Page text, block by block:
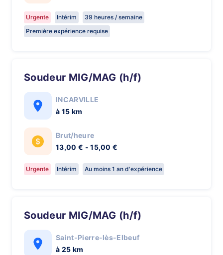
Urgente Intérim
39 heures / semaine
Première expérience requise
Soudeur MIG/MAG (h/f)
INCARVILLE
à 15 km
Brut/heure
13,00 € - 15,00 €
Urgente Intérim Au moins 1 an d'expérience
Soudeur MIG/MAG (h/f)
Saint-Pierre-lès-Elbeuf
à 25 km